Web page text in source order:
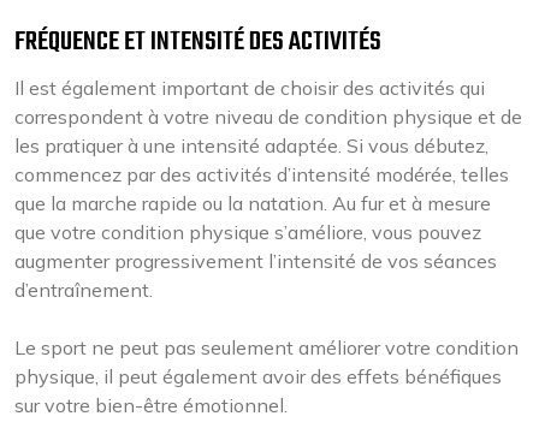
FRÉQUENCE ET INTENSITÉ DES ACTIVITÉS
Il est également important de choisir des activités qui
correspondent à votre niveau de condition physique et de
les pratiquer à une intensité adaptée. Si vous débutez,
commencez par des activités d’intensité modérée, telles
que la marche rapide ou la natation. Au fur et à mesure
que votre condition physique s’améliore, vous pouvez
augmenter progressivement l’intensité de vos séances
d’entraînement.
Le sport ne peut pas seulement améliorer votre condition
physique, il peut également avoir des effets bénéfiques
sur votre bien-être émotionnel.